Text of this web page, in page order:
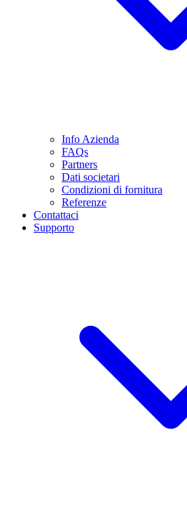
Info Azienda
FAQs
Partners
Dati societari
Condizioni di fornitura
Referenze
Contattaci
Supporto